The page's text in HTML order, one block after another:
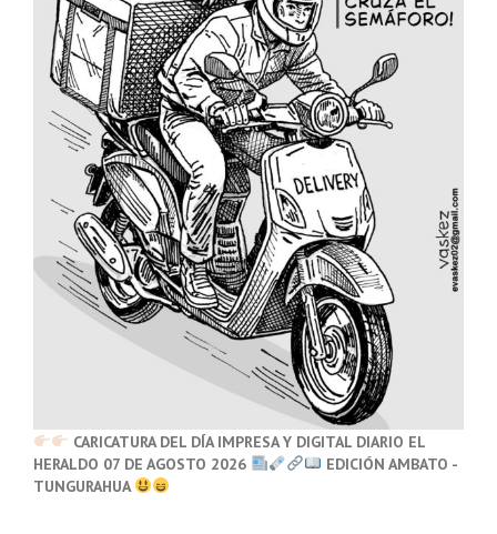
CARICATURA DEL DÍA IMPRESA Y DIGITAL DIARIO EL
HERALDO 07 DE AGOSTO 2026
EDICIÓN AMBATO -
TUNGURAHUA